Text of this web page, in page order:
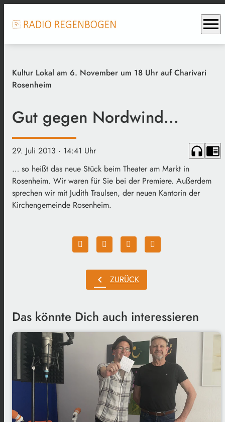
menu
Kultur Lokal am 6. November um 18 Uhr auf Charivari
Rosenheim
Gut gegen Nordwind...
29. Juli 2013 · 14:41 Uhr headphones chrome_reader_mode
… so heißt das neue Stück beim Theater am Markt in
Rosenheim. Wir waren für Sie bei der Premiere. Außerdem
sprechen wir mit Judith Traulsen, der neuen Kantorin der
Kirchengemeinde Rosenheim.
chevron_left ZURÜCK
Das könnte Dich auch interessieren